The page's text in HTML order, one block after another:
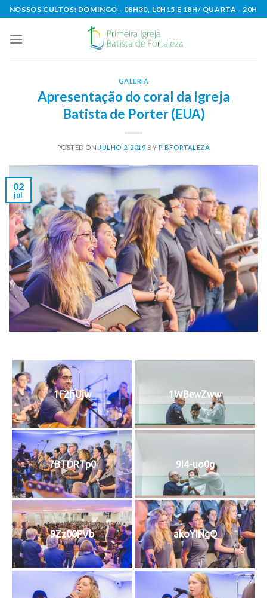
Skip
to
content
NOSSOS CULTOS: DOMINGO - 08H30, 10H15 E 18H/ QUARTA - 20H
GALERIA
Apresentação do coral da Igreja
Batista de Porter (EUA)
POSTED ON JULHO 2, 2019 BY PIBFORTALEZA
02
jul
1F2fjUjw 1WBewZww
7BTDRTp0 9I4-uo0g
9Zz00PVb akoYINgQ